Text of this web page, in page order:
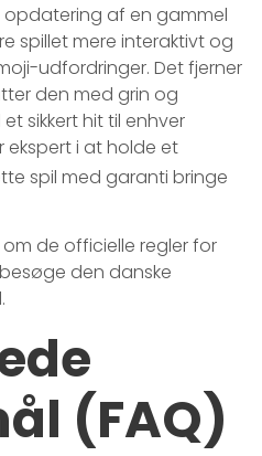
opdatering af en gammel
spillet mere interaktivt og
udfordringer. Det fjerner
den med grin og
sikkert hit til enhver
ekspert i at holde et
spil med garanti bringe
de officielle regler for
den danske
(FAQ)